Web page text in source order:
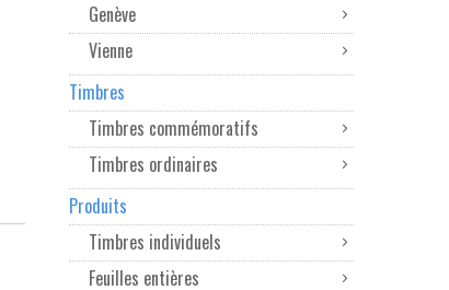
Genève
Vienne
Timbres
Timbres commémoratifs
Timbres ordinaires
Produits
Timbres individuels
Feuilles entières